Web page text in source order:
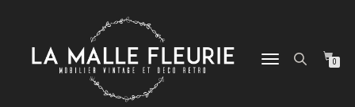
DÉPLIER
0